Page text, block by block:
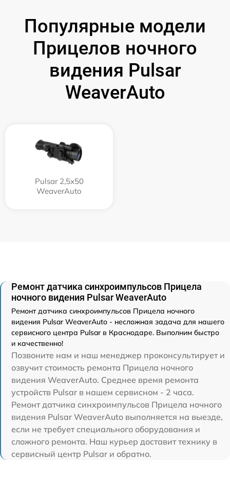
Популярные модели
Прицелов ночного
видения Pulsar
WeaverAuto
Pulsar 2,5x50
WeaverAuto
Ремонт датчика синхроимпульсов Прицела
ночного видения Pulsar WeaverAuto
Ремонт датчика синхроимпульсов Прицела ночного
видения Pulsar WeaverAuto - несложная задача для нашего
сервисного центра Pulsar в Краснодаре. Выполним быстро
и качественно!
Позвоните нам и наш менеджер проконсультирует и
озвучит стоимость ремонта Прицела ночного
видения WeaverAuto. Среднее время ремонта
устройств Pulsar в нашем сервисном - 2 часа.
Ремонт датчика синхроимпульсов Прицела ночного
видения Pulsar WeaverAuto выполняется на выезде,
если не требует специального оборудования и
сложного ремонта. Наш курьер доставит технику в
сервисный центр Pulsar и обратно.